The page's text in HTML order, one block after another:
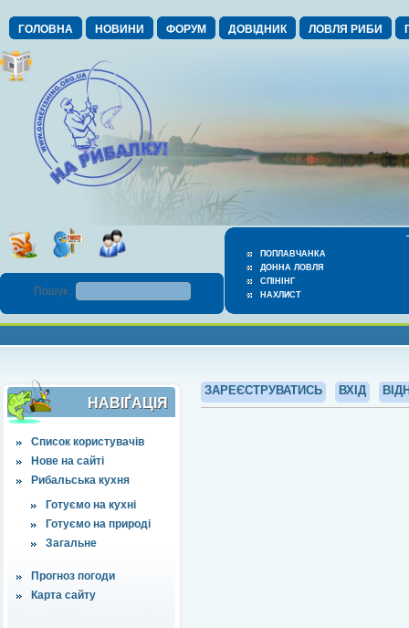
ГОЛОВНА НОВИНИ ФОРУМ ДОВІДНИК ЛОВЛЯ РИБИ
ПОПЛАВЧАНКА
ДОННА ЛОВЛЯ
СПІНІНГ
НАХЛИСТ
Пошук :
НАВІҐАЦІЯ
Список користувачів
Нове на сайті
Рибальська кухня
Готуємо на кухні
Готуємо на природі
Загальне
Прогноз погоди
Карта сайту
ЗАРЕЄСТРУВАТИСЬ ВХІД